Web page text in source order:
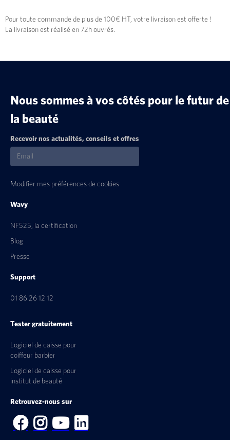
Pour toute commande de plus de 100€ HT, votre livraison est offerte !
La livraison est réalisé en 72h ouvrés.
Nous sommes à vos côtés pour le futur de
la beauté
Recevoir nos actualités, conseils et offres
Modifier mes préférences de cookies
Wavy
NF525, la certification
Blog
Presse
Support
01 86 26 12 12
Tester gratuitement
Logiciel de caisse pour
coiffeur barbier
Logiciel de caisse pour
institut de beauté
Retrouvez-nous sur
   